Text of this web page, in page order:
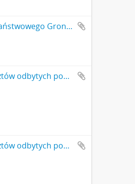
Rękopis. Pismo konserwatora Michała Drewko z dnia 15 grudnia 1921 r. do Prezydium Państwowego Grona Konserwatorów Zabytków Przedhistorycznych w Warszawie w sprawie akcji popularyzatorskiej (nr kanc. pisma 34b/21)
Rękopis. Zestawienie rachunków za 1921 r. Załącznik do spisu kosztów odbytych podróży służbowych "celem inspekcji majątków parcelowanych". Spis konserwatora Michała Drewko sprawdzony i zwrócony do poprawy przez PGKZP (nr kanc. pisma 33/21) s. 1
Rękopis. Zestawienie rachunków za 1921 r. Załącznik do spisu kosztów odbytych podróży służbowych "celem inspekcji majątków parcelowanych". Spis konserwatora Michała Drewko sprawdzony i zwrócony do poprawy przez PGKZP (nr kanc. pisma 33/21) s. 2: strona z pieczątką Działu Dokumentacji PMA